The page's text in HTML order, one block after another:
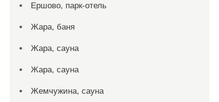
Ершово, парк-отель
Жара, баня
Жара, сауна
Жара, сауна
Жемчужина, сауна